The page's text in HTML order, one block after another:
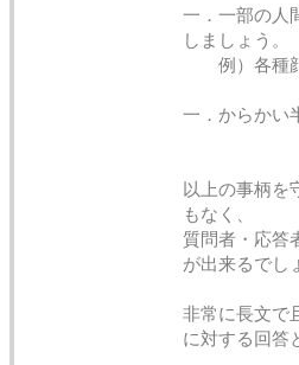
一．一部の人
しましょう。
例）各
一．からかい
以上の事柄を
もなく、
質問者・応答
が出来るでし
非常に長文で
に対する回答